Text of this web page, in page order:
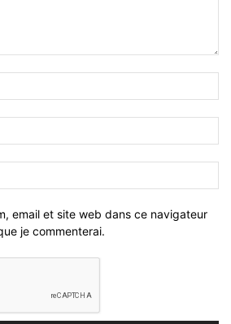
email et site web dans ce navigateur
je commenterai.